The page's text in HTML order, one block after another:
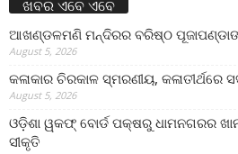
ଖବର ଏବେ ଏବେ
ଆଖଣ୍ଡଳମଣି ମନ୍ଦିରର ବରିଷ୍ଠ
August 5, 2026
କଳାକାର ଚିରକାଳ ସ୍ମରଣୀୟ, କଳାତୀର୍ଥରେ
August 5, 2026
ଓଡ଼ିଶା ୱକଫ୍ ବୋର୍ଡ ପକ୍ଷରୁ ଧାମନଗରର
ସୀକୃତି